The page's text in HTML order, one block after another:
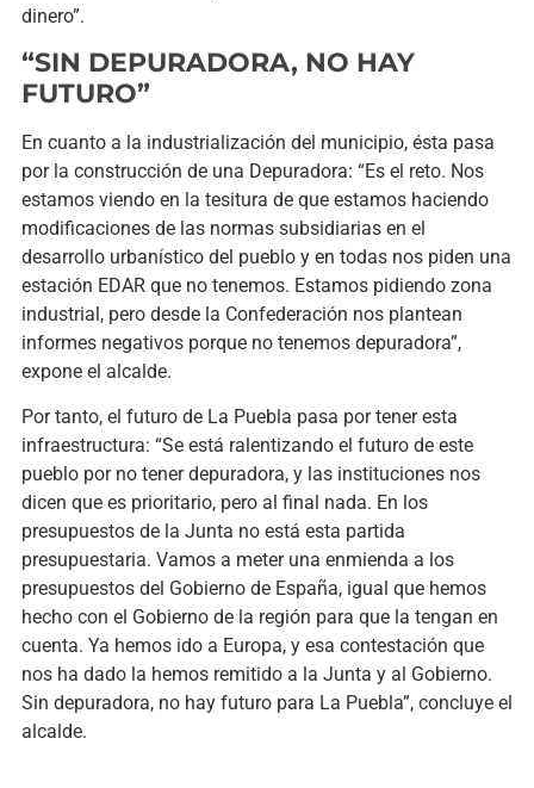
dinero”.
“SIN DEPURADORA, NO HAY
FUTURO”
En cuanto a la industrialización del municipio, ésta pasa
por la construcción de una Depuradora: “Es el reto. Nos
estamos viendo en la tesitura de que estamos haciendo
modificaciones de las normas subsidiarias en el
desarrollo urbanístico del pueblo y en todas nos piden una
estación EDAR que no tenemos. Estamos pidiendo zona
industrial, pero desde la Confederación nos plantean
informes negativos porque no tenemos depuradora”,
expone el alcalde.
Por tanto, el futuro de La Puebla pasa por tener esta
infraestructura: “Se está ralentizando el futuro de este
pueblo por no tener depuradora, y las instituciones nos
dicen que es prioritario, pero al final nada. En los
presupuestos de la Junta no está esta partida
presupuestaria. Vamos a meter una enmienda a los
presupuestos del Gobierno de España, igual que hemos
hecho con el Gobierno de la región para que la tengan en
cuenta. Ya hemos ido a Europa, y esa contestación que
nos ha dado la hemos remitido a la Junta y al Gobierno.
Sin depuradora, no hay futuro para La Puebla”, concluye el
alcalde.